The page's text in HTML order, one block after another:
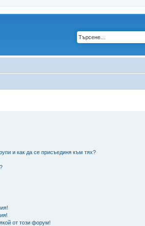
и как да се присъединя към тях?
от този форум!